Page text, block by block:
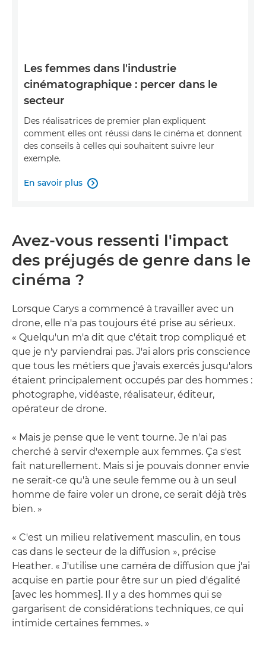
Les femmes dans l'industrie
cinématographique : percer dans le
secteur
Des réalisatrices de premier plan expliquent
comment elles ont réussi dans le cinéma et donnent
des conseils à celles qui souhaitent suivre leur
exemple.
En savoir plus 
Avez-vous ressenti l'impact
des préjugés de genre dans le
cinéma ?
Lorsque Carys a commencé à travailler avec un
drone, elle n'a pas toujours été prise au sérieux.
« Quelqu'un m'a dit que c'était trop compliqué et
que je n'y parviendrai pas. J'ai alors pris conscience
que tous les métiers que j'avais exercés jusqu'alors
étaient principalement occupés par des hommes :
photographe, vidéaste, réalisateur, éditeur,
opérateur de drone.
« Mais je pense que le vent tourne. Je n'ai pas
cherché à servir d'exemple aux femmes. Ça s'est
fait naturellement. Mais si je pouvais donner envie
ne serait-ce qu'à une seule femme ou à un seul
homme de faire voler un drone, ce serait déjà très
bien. »
« C'est un milieu relativement masculin, en tous
cas dans le secteur de la diffusion », précise
Heather. « J'utilise une caméra de diffusion que j'ai
acquise en partie pour être sur un pied d'égalité
[avec les hommes]. Il y a des hommes qui se
gargarisent de considérations techniques, ce qui
intimide certaines femmes. »